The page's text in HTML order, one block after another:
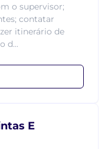
o supervisor;
contatar
itinerário de
d...
E